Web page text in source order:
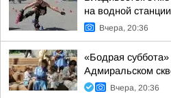
на водной
Вчера, 20:36
«Бодрая
Адмиральском
Вчера, 20:36